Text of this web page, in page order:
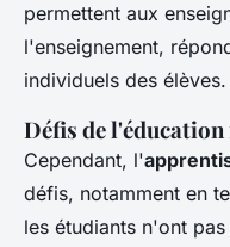
permettent aux
l'enseignement,
individuels des élèves.
Défis de
Cependant, l'
défis, notamment en
les étudiants n'ont